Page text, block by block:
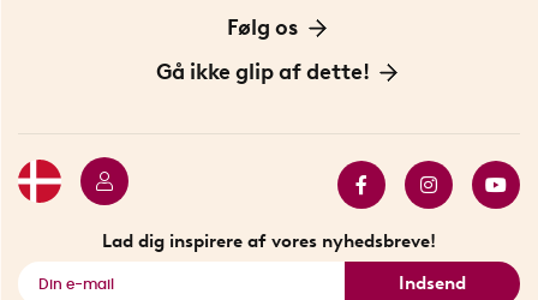
Privatlivspolitik
Om os
Vores historie
Følg os
Opfindere
Gå ikke glip af dette!
Se alle smarte produkter
Lad dig inspirere af vores nyhedsbreve!
Indsend